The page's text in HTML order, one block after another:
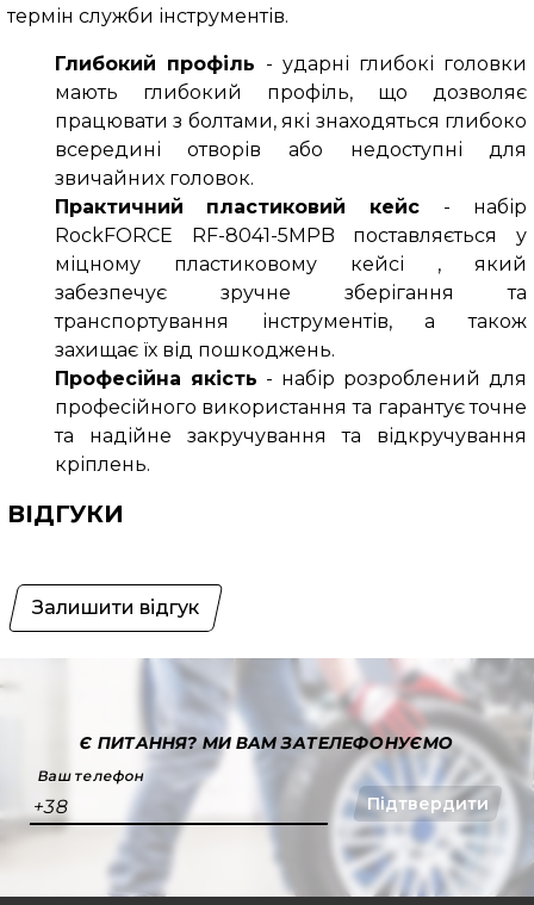
термін служби інструментів.
Глибокий профіль - ударні глибокі головки
мають глибокий профіль, що дозволяє
працювати з болтами, які знаходяться глибоко
всередині отворів або недоступні для
звичайних головок.
Практичний пластиковий кейс -
набір
RockFORCE RF-8041-5MPB поставляється у
міцному пластиковому кейсі , який
забезпечує зручне зберігання та
транспортування інструментів, а також
захищає їх від пошкоджень.
Професійна якість - набір розроблений для
професійного використання та гарантує точне
та надійне закручування та відкручування
кріплень.
ВІДГУКИ
Залишити відгук
Є ПИТАННЯ?МИ ВАМ ЗАТЕЛЕФОНУЄМО
Ваш телефон
+38 Підтвердити